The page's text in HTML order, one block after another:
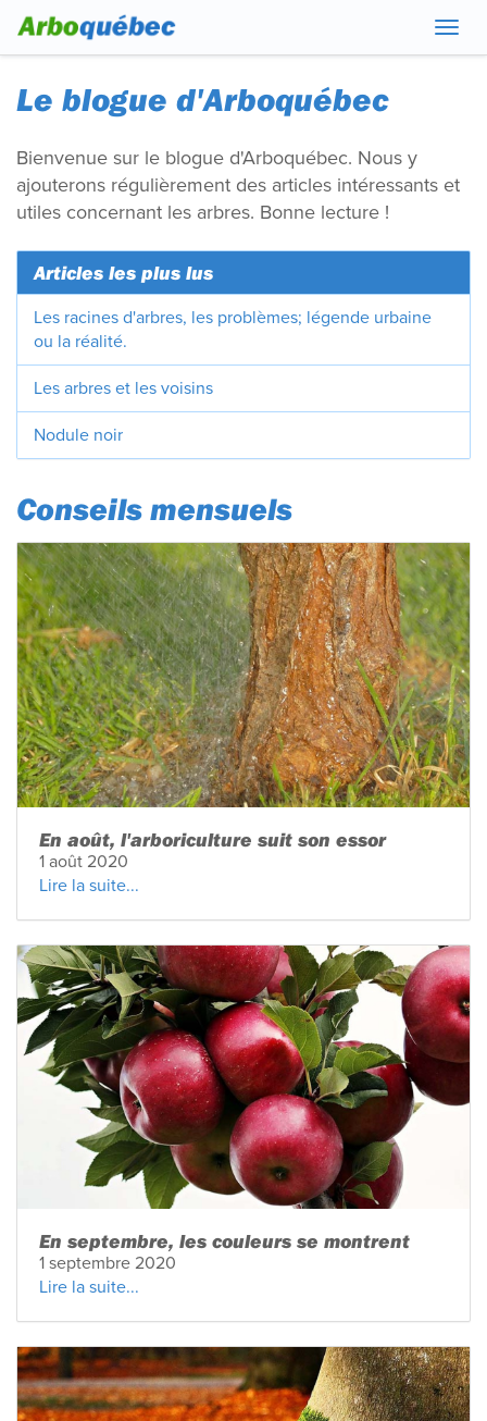
Le blogue d'Arboquébec
Bienvenue sur le blogue d'Arboquébec. Nous y
ajouterons régulièrement des articles intéressants et
utiles concernant les arbres. Bonne lecture !
Articles les plus lus
Les racines d'arbres, les problèmes; légende urbaine
ou la réalité.
Les arbres et les voisins
Nodule noir
Conseils mensuels
En août, l'arboriculture suit son essor
1 août 2020
Lire la suite...
En septembre, les couleurs se montrent
1 septembre 2020
Lire la suite...